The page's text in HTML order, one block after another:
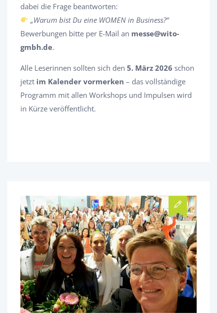
dabei die Frage beantworten:
„Warum bist Du eine WOMEN in Business?“
Bewerbungen bitte per E-Mail an messe@wito-
gmbh.de.
Alle Leserinnen sollten sich den 5. März 2026 schon
jetzt im Kalender vormerken – das vollständige
Programm mit allen Workshops und Impulsen wird
in Kürze veröffentlicht.